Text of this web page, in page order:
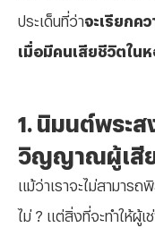
ประเด็นที่ว่าจะเรียกค
เมื่อมีคนเสียชีวิตใน
1. นิมนต์พระ
วิญญาณผู้เสี
แม้ว่าเราจะไม่สามาร
ไม่ ? แต่สิ่งที่จะทำให้ผู้